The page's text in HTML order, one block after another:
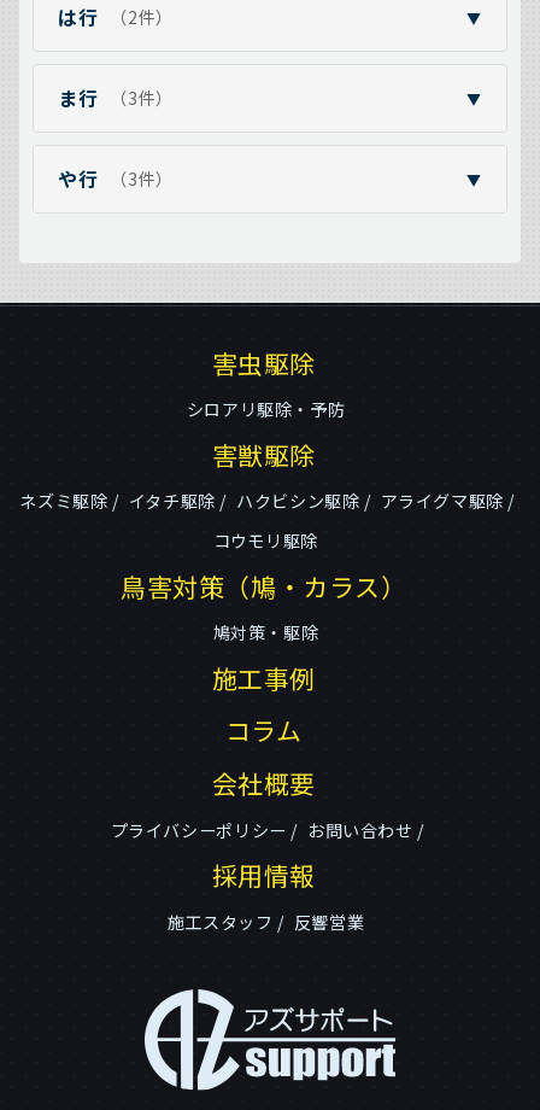
は行 （2件） ▼
ま行 （3件） ▼
や行 （3件） ▼
害虫駆除
シロアリ駆除・予防
害獣駆除
ネズミ駆除 イタチ駆除 ハクビシン駆除
アライグマ駆除
コウモリ駆除
鳥害対策（鳩・カラス）
鳩対策・駆除
施工事例
コラム
会社概要
プライバシーポリシー お問い合わせ
採用情報
施工スタッフ 反響営業